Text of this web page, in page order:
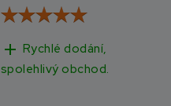
add Rychlé dodání,
spolehlivý obchod.